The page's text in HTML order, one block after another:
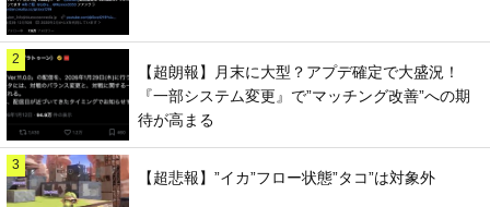
2
【超朗報】月末に大型？アプデ確定で大盛況！
『一部システム変更』で”マッチング改善”への期
待が高まる
3
【超悲報】”イカ”フロー状態”タコ”は対象外